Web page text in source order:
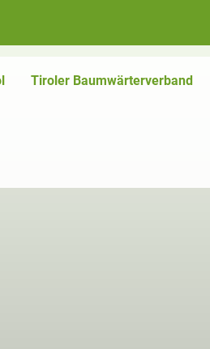
Tiroler Baumwärterverband